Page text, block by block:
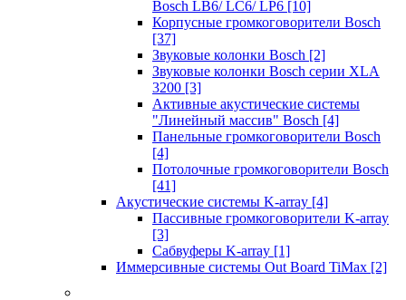
Bosch LB6/ LC6/ LP6 [10]
Корпусные громкоговорители Bosch
[37]
Звуковые колонки Bosch [2]
Звуковые колонки Bosch серии XLA
3200 [3]
Активные акустические системы
"Линейный массив" Bosch [4]
Панельные громкоговорители Bosch
[4]
Потолочные громкоговорители Bosch
[41]
Акустические системы K-array [4]
Пассивные громкоговорители K-array
[3]
Сабвуферы K-array [1]
Иммерсивные системы Out Board TiMax [2]